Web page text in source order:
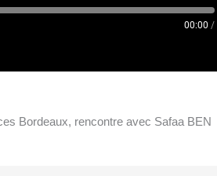
00:00 /
Bordeaux, rencontre avec Safaa BEN